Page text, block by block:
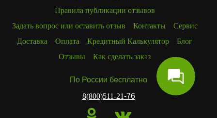
Правила публикации отзывов
Задать вопрос или оставить отзыв
Контакты
Сервис
Доставка
Оплата Кредитный Калькулятор
Блог
Отзывы
Как сделать заказ
По России бесплатно
8(800)511-21-76